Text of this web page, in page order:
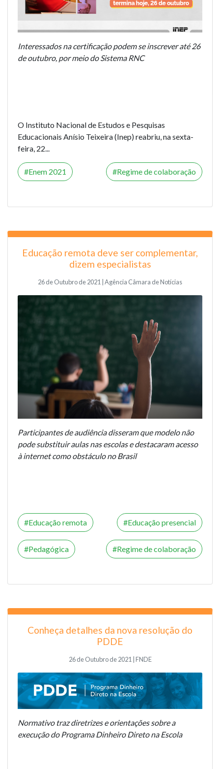
Interessados na certificação podem se inscrever até 26
de outubro, por meio do Sistema RNC
O Instituto Nacional de Estudos e Pesquisas
Educacionais Anísio Teixeira (Inep) reabriu, na sexta-
feira, 22...
Enem 2021 Regime de colaboração
Educação remota deve ser complementar,
dizem especialistas
26 de Outubro de 2021 | Agência Câmara de Notícias
Participantes de audiência disseram que modelo não
pode substituir aulas nas escolas e destacaram acesso
à internet como obstáculo no Brasil
Educação remota Educação presencial
Pedagógica Regime de colaboração
Conheça detalhes da nova resolução do
PDDE
26 de Outubro de 2021 | FNDE
Normativo traz diretrizes e orientações sobre a
execução do Programa Dinheiro Direto na Escola